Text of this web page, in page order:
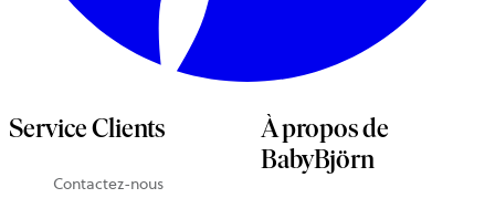
Service Clients
Contactez-nous
À propos de
BabyBjörn